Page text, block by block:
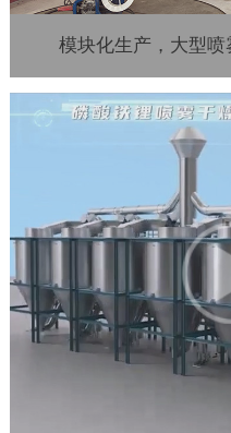
模块化生产，大型